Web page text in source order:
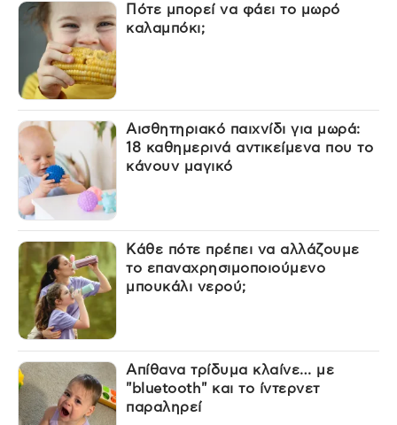
Πότε μπορεί να φάει το μωρό
καλαμπόκι;
Αισθητηριακό παιχνίδι για μωρά:
18 καθημερινά αντικείμενα που το
κάνουν μαγικό
Κάθε πότε πρέπει να αλλάζουμε
το επαναχρησιμοποιούμενο
μπουκάλι νερού;
Απίθανα τρίδυμα κλαίνε… με
"bluetooth" και το ίντερνετ
παραληρεί